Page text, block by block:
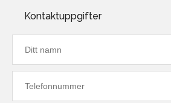
Kontaktuppgifter